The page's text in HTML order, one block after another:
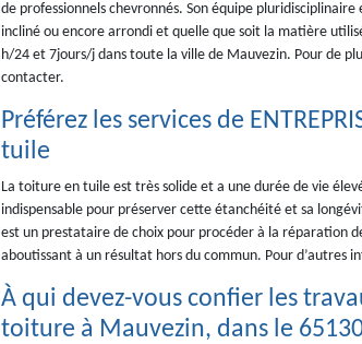
de professionnels chevronnés. Son équipe
incliné ou encore arrondi et quelle que soit la matière
h/24 et 7jours/j dans toute la ville de Mauvezin. Pour de
contacter.
Préférez les services de
tuile
La toiture en tuile est très solide et a une durée de vie
indispensable pour préserver cette étanchéité et sa
est un prestataire de choix pour procéder à la réparation
aboutissant à un résultat hors du commun. Pour d’autres
À qui devez-vous confier les
toiture à Mauvezin, dans le